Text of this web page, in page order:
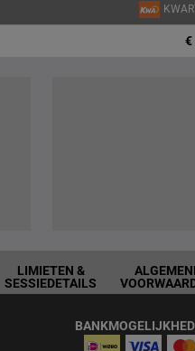
€
LIMIETEN &
SESSIEDETAILS